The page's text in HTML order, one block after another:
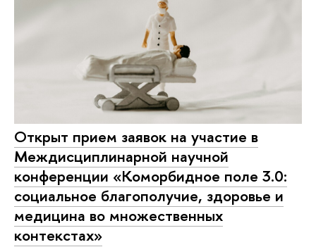
Открыт прием заявок на участие в
Междисциплинарной научной
конференции «Коморбидное поле 3.0:
социальное благополучие, здоровье и
медицина во множественных
контекстах»